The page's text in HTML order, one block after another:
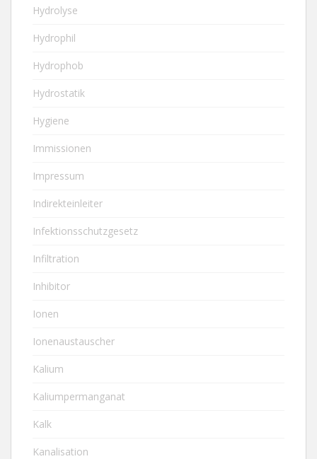
Hydrolyse
Hydrophil
Hydrophob
Hydrostatik
Hygiene
Immissionen
Impressum
Indirekteinleiter
Infektionsschutzgesetz
Infiltration
Inhibitor
Ionen
Ionenaustauscher
Kalium
Kaliumpermanganat
Kalk
Kanalisation